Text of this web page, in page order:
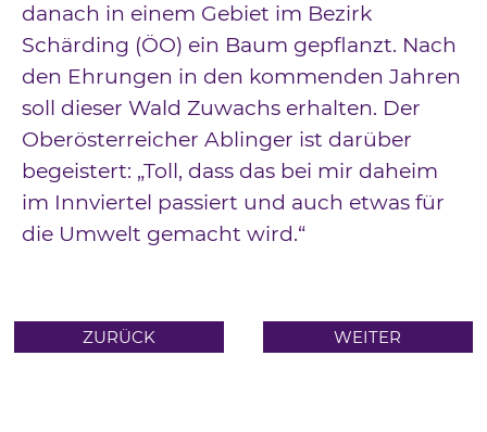
danach in einem Gebiet im Bezirk
Schärding (ÖO) ein Baum gepflanzt. Nach
den Ehrungen in den kommenden Jahren
soll dieser Wald Zuwachs erhalten. Der
Oberösterreicher Ablinger ist darüber
begeistert: „Toll, dass das bei mir daheim
im Innviertel passiert und auch etwas für
die Umwelt gemacht wird.“
ZURÜCK WEITER